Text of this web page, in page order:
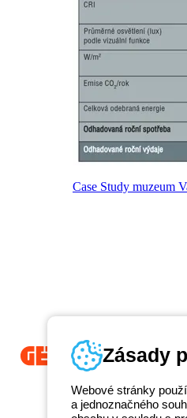
Case Study muzeum
Beghelli je součástí GEWISS
propojená světelná řešení, která
koncové zákazníky v
Zásady
Webové stránky
a jednoznačného